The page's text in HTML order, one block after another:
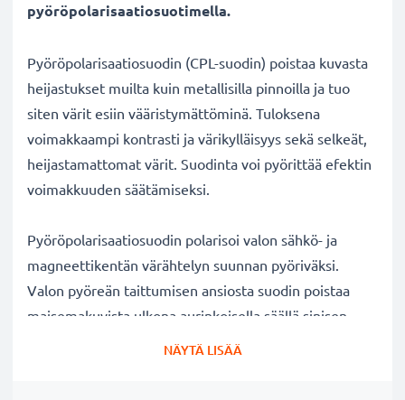
pyöröpolarisaatiosuotimella.
Pyöröpolarisaatiosuodin (CPL-suodin) poistaa kuvasta
heijastukset muilta kuin metallisilla pinnoilla ja tuo
siten värit esiin vääristymättöminä. Tuloksena
voimakkaampi kontrasti ja värikylläisyys sekä selkeät,
heijastamattomat värit. Suodinta voi pyörittää efektin
voimakkuuden säätämiseksi.
Pyöröpolarisaatiosuodin polarisoi valon sähkö- ja
magneettikentän värähtelyn suunnan pyöriväksi.
Valon pyöreän taittumisen ansiosta suodin poistaa
maisemakuvista ulkona aurinkoisella säällä sinisen
usvan. Lisäksi polarisaatiosuotimella voi kuvata
NÄYTÄ LISÄÄ